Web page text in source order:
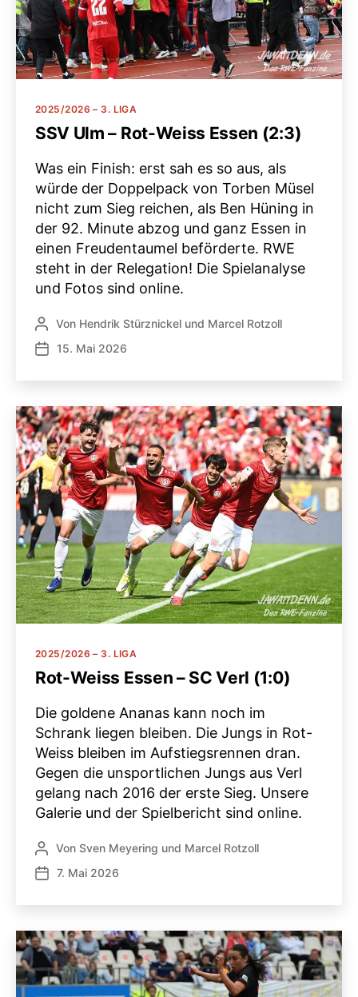
Kategorien
2025/2026 – 3. LIGA
SSV Ulm – Rot-Weiss Essen (2:3)
Was ein Finish: erst sah es so aus, als
würde der Doppelpack von Torben Müsel
nicht zum Sieg reichen, als Ben Hüning in
der 92. Minute abzog und ganz Essen in
einen Freudentaumel beförderte. RWE
steht in der Relegation! Die Spielanalyse
und Fotos sind online.
Beitragsautor
Von Hendrik Stürznickel und Marcel Rotzoll
Veröffentlichungsdatum
15. Mai 2026
Kategorien
2025/2026 – 3. LIGA
Rot-Weiss Essen – SC Verl (1:0)
Die goldene Ananas kann noch im
Schrank liegen bleiben. Die Jungs in Rot-
Weiss bleiben im Aufstiegsrennen dran.
Gegen die unsportlichen Jungs aus Verl
gelang nach 2016 der erste Sieg. Unsere
Galerie und der Spielbericht sind online.
Beitragsautor
Von Sven Meyering und Marcel Rotzoll
Veröffentlichungsdatum
7. Mai 2026